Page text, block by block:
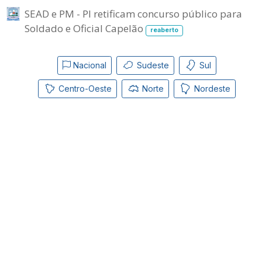
SEAD e PM - PI retificam concurso público para
Soldado e Oficial Capelão
reaberto
Nacional Sudeste Sul
Centro-Oeste Norte Nordeste